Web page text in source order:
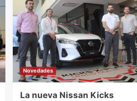
Novedades
La nueva Nissan Kicks